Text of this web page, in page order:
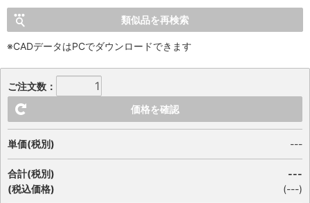
類似品を再検索
※CADデータはPCでダウンロードできます
ご注文数：
価格を確認
単価(税別) ---
合計(税別)
(税込価格)
---
(---)